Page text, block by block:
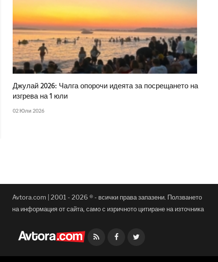
Джулай 2026: Чалга опорочи идеята за посрещането на
изгрева на 1 юли
02 Юли 2026
Avtora.com | 2001 - 2026 ® - всички права запазени. Ползването
на информация от сайта, само с изричното цитиране на източника
Facebook